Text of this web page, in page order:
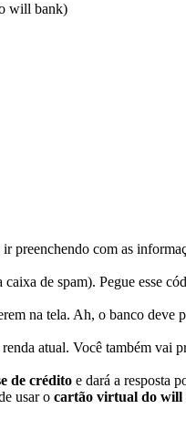
will bank)
com as
de spam). Pegue esse
na tela. Ah, o banco
atual. Você também vai
de crédito e dará a resposta
usar o cartão virtual do will